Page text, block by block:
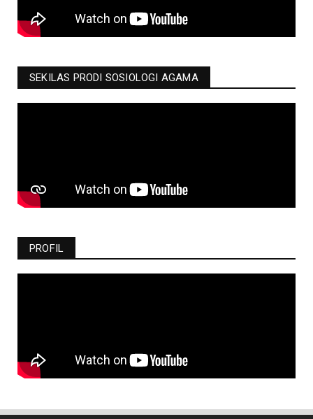
SEKILAS PRODI SOSIOLOGI AGAMA
PROFIL